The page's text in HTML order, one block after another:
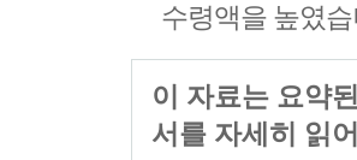
수령액을 높였
이 자료는 요약
서를 자세히 읽